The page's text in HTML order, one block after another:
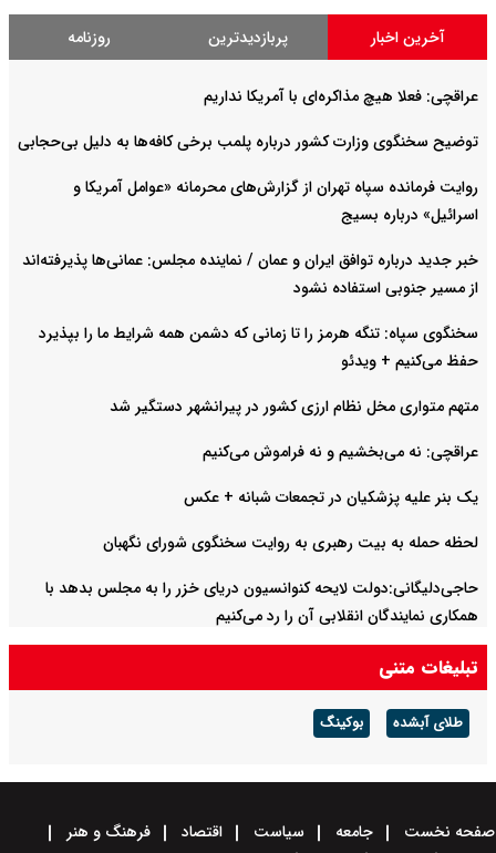
آخرین اخبار پربازدیدترین روزنامه
عراقچی: فعلا هیچ مذاکره‌ای با آمریکا نداریم
توضیح سخنگوی وزارت کشور درباره پلمب برخی کافه‌ها به دلیل بی‌حجابی
روایت فرمانده سپاه تهران از گزارش‌های محرمانه «عوامل آمریکا و
اسرائیل» درباره بسیج
خبر جدید درباره توافق ایران و عمان / نماینده مجلس: عمانی‌ها پذیرفته‌اند
از مسیر جنوبی استفاده نشود
سخنگوی سپاه: تنگه هرمز را تا زمانی که دشمن همه شرایط ما را بپذیرد
حفظ می‌کنیم + ویدئو
متهم متواری مخل نظام ارزی کشور در پیرانشهر دستگیر شد
عراقچی: نه می‌بخشیم و نه فراموش می‌کنیم
یک بنر علیه پزشکیان در تجمعات شبانه +‌ عکس
لحظه حمله به بیت رهبری به روایت سخنگوی شورای نگهبان
حاجی‌دلیگانی:دولت لایحه کنوانسیون دریای خزر را به مجلس بدهد با
همکاری نمایندگان انقلابی آن را رد می‌کنیم
تبلیغات متنی
طلای آبشده بوکینگ
صفحه نخست جامعه سیاست اقتصاد
فرهنگ و هنر